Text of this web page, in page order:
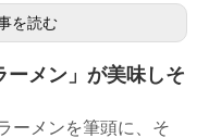
を読む
ーメン」が美味しそ
ーメンを筆頭に、そ